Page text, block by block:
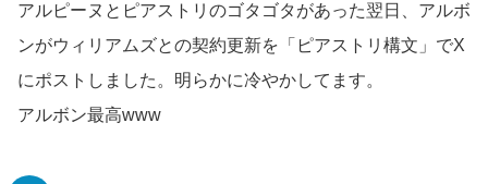
アルピーヌとピアストリのゴタゴタがあった翌日、アルボ
ンがウィリアムズとの契約更新を「ピアストリ構文」でX
にポストしました。明らかに冷やかしてます。
アルボン最高www